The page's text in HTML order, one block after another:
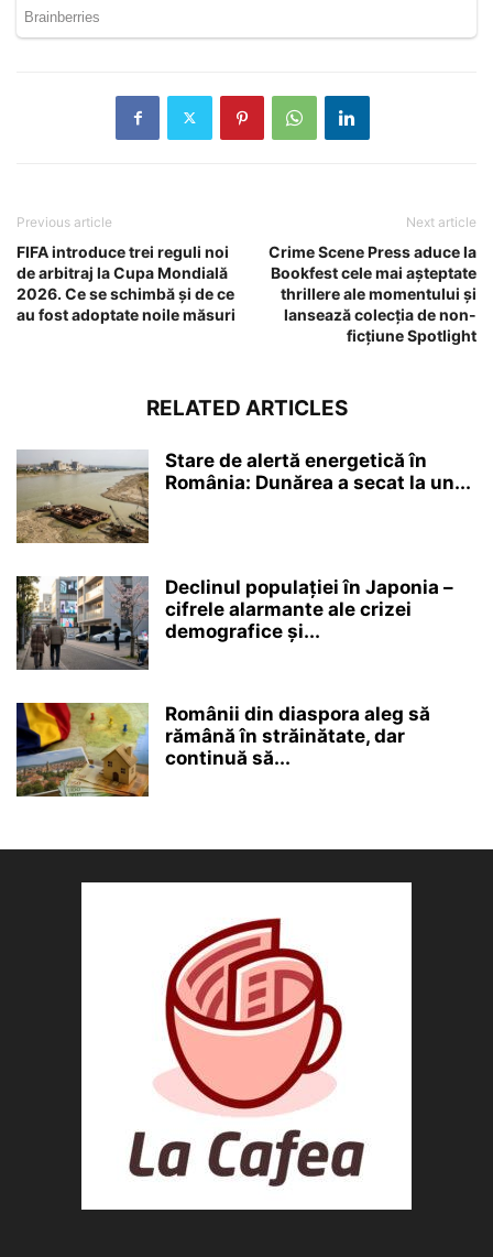
Previous article
FIFA introduce trei reguli noi
de arbitraj la Cupa Mondială
2026. Ce se schimbă și de ce
au fost adoptate noile măsuri
Next article
Crime Scene Press aduce la
Bookfest cele mai așteptate
thrillere ale momentului și
lansează colecția de non-
ficțiune Spotlight
RELATED ARTICLES
Stare de alertă energetică în
România: Dunărea a secat la un...
Declinul populației în Japonia –
cifrele alarmante ale crizei
demografice și...
Românii din diaspora aleg să
rămână în străinătate, dar
continuă să...